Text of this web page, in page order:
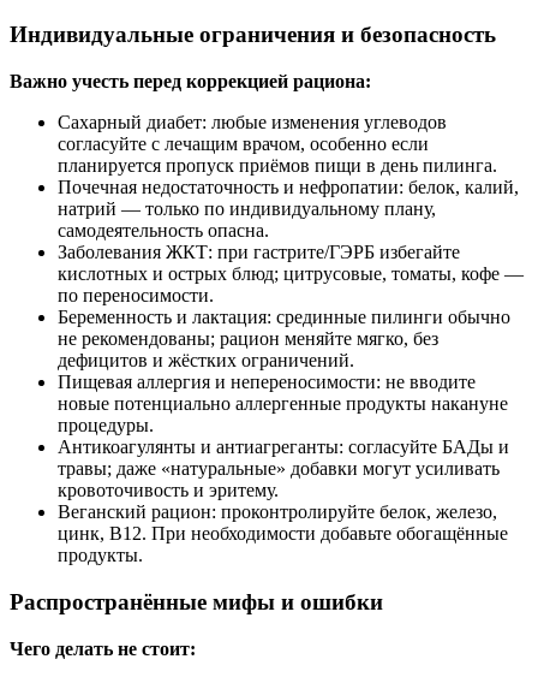
Индивидуальные ограничения и безопасность
Важно учесть перед коррекцией рациона:
Сахарный диабет: любые изменения углеводов
согласуйте с лечащим врачом, особенно если
планируется пропуск приёмов пищи в день пилинга.
Почечная недостаточность и нефропатии: белок, калий,
натрий — только по индивидуальному плану,
самодеятельность опасна.
Заболевания ЖКТ: при гастрите/ГЭРБ избегайте
кислотных и острых блюд; цитрусовые, томаты, кофе —
по переносимости.
Беременность и лактация: срединные пилинги обычно
не рекомендованы; рацион меняйте мягко, без
дефицитов и жёстких ограничений.
Пищевая аллергия и непереносимости: не вводите
новые потенциально аллергенные продукты накануне
процедуры.
Антикоагулянты и антиагреганты: согласуйте БАДы и
травы; даже «натуральные» добавки могут усиливать
кровоточивость и эритему.
Веганский рацион: проконтролируйте белок, железо,
цинк, B12. При необходимости добавьте обогащённые
продукты.
Распространённые мифы и ошибки
Чего делать не стоит: